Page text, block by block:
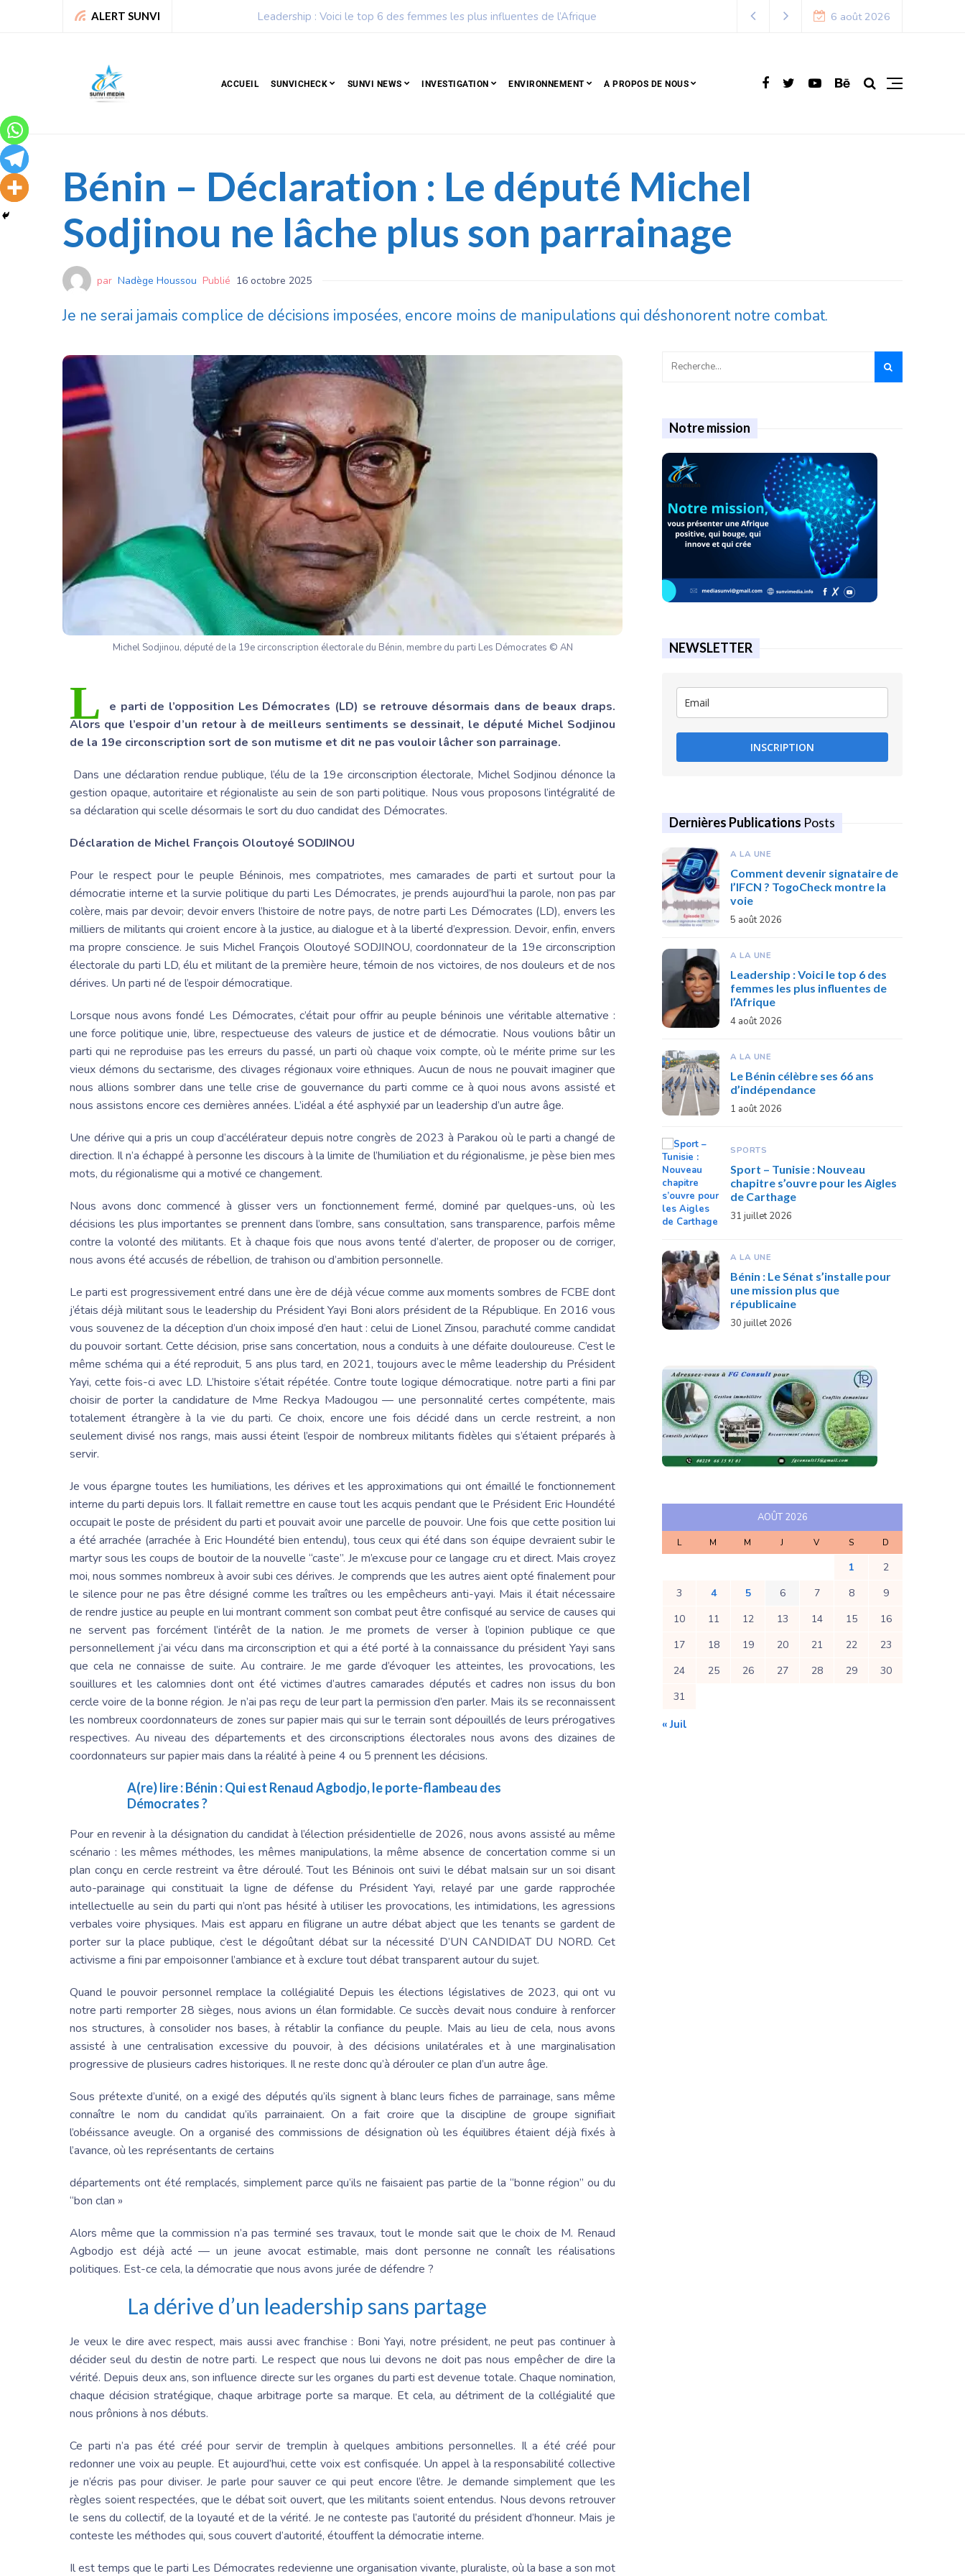
ALERT SUNVI Leadership : Voici le top 6 des femmes les plus influentes de l’Afrique 6 août 2026
ACCUEIL SUNVICHECK SUNVI NEWS INVESTIGATION ENVIRONNEMENT A PROPOS DE NOUS
Bénin – Déclaration : Le député Michel
Sodjinou ne lâche plus son parrainage
par Nadège Houssou Publié 16 octobre 2025
Je ne serai jamais complice de décisions imposées, encore moins de manipulations qui déshonorent notre combat.
Michel Sodjinou, député de la 19e circonscription électorale du Bénin, membre du parti Les Démocrates © AN
L e parti de l’opposition Les Démocrates (LD) se retrouve désormais dans de beaux draps.
Alors que l’espoir d’un retour à de meilleurs sentiments se dessinait, le député Michel Sodjinou
de la 19e circonscription sort de son mutisme et dit ne pas vouloir lâcher son parrainage.
Dans une déclaration rendue publique, l’élu de la 19e circonscription électorale, Michel Sodjinou dénonce la
gestion opaque, autoritaire et régionaliste au sein de son parti politique. Nous vous proposons l’intégralité de
sa déclaration qui scelle désormais le sort du duo candidat des Démocrates.
Déclaration de Michel François Oloutoyé SODJINOU
Pour le respect pour le peuple Béninois, mes compatriotes, mes camarades de parti et surtout pour la
démocratie interne et la survie politique duparti Les Démocrates, je prends aujourd’hui la parole, non pas par
colère, mais par devoir; devoir envers l’histoire de notre pays, de notre parti Les Démocrates (LD), envers les
milliers de militants qui croient encore à la justice, au dialogue et à la liberté d’expression. Devoir, enfin, envers
ma propre conscience. Je suis Michel François Oloutoyé SODJINOU, coordonnateur de la 19e circonscription
électorale du parti LD, élu et militant de la première heure, témoin de nos victoires, de nos douleurs et de nos
dérives. Un parti né de l’espoir démocratique.
Lorsque nous avons fondé Les Démocrates, c’était pour offrir au peuple béninois une véritable alternative :
une force politique unie, libre, respectueuse des valeurs de justice et de démocratie. Nous voulions bâtir un
parti qui ne reproduise pas les erreurs du passé, un parti où chaque voix compte, où le mérite prime sur les
vieux démons du sectarisme, des clivages régionaux voire ethniques. Aucun de nous ne pouvait imaginer que
nous allions sombrer dans une telle crise de gouvernance du parti comme ce à quoi nous avons assisté et
nous assistons encore ces dernières années. L’idéal a été asphyxié par un leadership d’un autre âge.
Une dérive qui a pris un coup d’accélérateur depuis notre congrès de 2023 à Parakou où le parti a changé de
direction. Il n’a échappé à personne les discours à la limite de l’humiliation et du régionalisme, je pèse bien mes
mots, du régionalisme qui a motivé ce changement.
Nous avons donc commencé à glisser vers un fonctionnement fermé, dominé par quelques-uns, où les
décisions les plus importantes se prennent dans l’ombre, sans consultation, sans transparence, parfois même
contre la volonté des militants. Et à chaque fois que nous avonstenté d’alerter, de proposer ou de corriger,
nous avons été accusés de rébellion, de trahison ou d’ambition personnelle.
Le parti est progressivement entré dans une ère de déjà vécue comme aux moments sombres de FCBE dont
j’étais déjà militant sous le leadership du Président Yayi Boni alors président de la République. En 2016 vous
vous souvenez de la déception d’un choix imposé d’en haut : celui de Lionel Zinsou, parachuté comme candidat
du pouvoir sortant. Cette décision, prise sans concertation, nous a conduits à une défaite douloureuse. C’est le
même schéma qui a été reproduit, 5 ans plus tard, en 2021, toujours avec le même leadership du Président
Yayi, cette fois-ci avec LD. L’histoire s’était répétée. Contre toute logique démocratique. notre parti a fini par
choisir de porter la candidature de Mme Reckya Madougou — une personnalité certes compétente, mais
totalement étrangère à la vie du parti. Ce choix, encore une fois décidé dans un cercle restreint, a non
seulement divisé nos rangs, mais aussi éteint l’espoir de nombreux militants fidèles qui s’étaient préparés à
servir.
Je vous épargne toutes les humiliations, les dérives et les approximations qui ont émaillé le fonctionnement
interne du parti depuis lors. Il fallait remettre en cause tout les acquis pendant que le Président Eric Houndété
occupait le poste de président du parti et pouvait avoir une parcelle de pouvoir. Une fois que cette position lui
a été arrachée (arrachée à Eric Houndété bien entendu), tous ceux qui été dans son équipe devraient subir le
martyr sous les coups de boutoir de la nouvelle “caste”. Je m’excuse pour ce langage cru et direct. Mais croyez
moi, nous sommes nombreux à avoir subi ces dérives. Je comprends que les autres aient opté finalement pour
le silence pour ne pas être désigné comme les traîtres ou les empêcheurs anti-yayi. Mais il était nécessaire
de rendre justice au peuple en lui montrant comment son combat peut être confisqué au service de causes qui
ne servent pas forcément l’intérêt de la nation. Je me promets de verser à l’opinion publique ce que
personnellement j’ai vécu dans ma circonscription et qui a été porté à la connaissance duprésident Yayi sans
que cela ne connaisse de suite. Au contraire. Je me garde d’évoquer les atteintes, les provocations, les
souillures et les calomnies dont ont été victimes d’autres camarades députés et cadres non issus du bon
cercle voire de la bonne région. Je n’ai pas reçu de leur part la permission d’en parler. Mais ils se reconnaissent
les nombreux coordonnateurs de zones sur papier mais qui sur le terrain sont dépouillés de leurs prérogatives
respectives. Au niveau des départements et des circonscriptions électorales nous avons des dizaines de
coordonnateurs sur papier mais dans la réalité à peine 4 ou 5 prennent les décisions.
A(re) lire :Bénin : Qui est Renaud Agbodjo, le porte-flambeau des
Démocrates ?
Pour en revenir à la désignation du candidat à l’élection présidentielle de 2026, nous avons assisté au même
scénario : les mêmes méthodes, les mêmes manipulations, la même absence de concertation comme si un
plan conçu en cercle restreint va être déroulé.Tout les Béninois ont suivi le débat malsain sur un soi disant
auto-parainage qui constituait la ligne de défense du Président Yayi, relayé par une garde rapprochée
intellectuelle au sein du parti qui n’ont pas hésité à utiliser les provocations, les intimidations, les agressions
verbales voire physiques. Mais est apparu en filigrane un autre débat abject que les tenants se gardent de
porter sur la place publique, c’est le dégoûtant débat sur la nécessité D’UN CANDIDAT DU NORD. Cet
activisme a fini par empoisonner l’ambiance et à exclure tout débat transparent autour du sujet.
Quand le pouvoir personnel remplace la collégialité Depuis les élections législatives de 2023, qui ont vu
notre parti remporter 28 sièges, nous avions un élan formidable. Ce succès devait nous conduire à renforcer
nos structures, à consolider nos bases, à rétablir la confiance du peuple. Mais au lieu de cela, nous avons
assisté à une centralisation excessive du pouvoir, à des décisions unilatérales et à une marginalisation
progressive de plusieurs cadres historiques. Il ne reste donc qu’à dérouler ce plan d’un autre âge.
Sous prétexte d’unité, on a exigé des députés qu’ils signent à blanc leurs fiches de parrainage, sans même
connaître le nom du candidat qu’ils parrainaient. On a fait croire que la discipline de groupe signifiait
l’obéissance aveugle. On a organisé des commissions de désignation où les équilibres étaient déjà fixés à
l’avance, où les représentants de certains
départements ont été remplacés, simplement parce qu’ils ne faisaient pas partie de la “bonne région” ou du
“bon clan »
Alors même que la commission n’a pas terminé ses travaux, tout le monde sait que le choix de M. Renaud
Agbodjo est déjà acté — un jeune avocat estimable, mais dont personne ne connaît les réalisations
politiques. Est-ce cela, la démocratie que nous avons jurée de défendre ?
La dérive d’un leadership sans partage
Je veux le dire avec respect, mais aussi avec franchise : Boni Yayi, notre président, ne peut pas continuer à
décider seul du destin de notre parti. Le respect que nous lui devons ne doit pas nous empêcher de dire la
vérité. Depuis deux ans, son influence directe sur les organes du parti est devenue totale. Chaque nomination,
chaque décision stratégique, chaque arbitrage porte sa marque. Et cela, au détriment de la collégialité que
nous prônions à nos débuts.
Ce parti n’a pas été créé pour servir de tremplin à quelques ambitions personnelles. Il a été créé pour
redonner une voix au peuple. Et aujourd’hui, cette voix est confisquée. Un appel à la responsabilité collective
je n’écris pas pour diviser. Je parle pour sauver ce qui peut encore l’être. Je demande simplement que les
règles soient respectées, que le débat soit ouvert, que les militants soient entendus. Nous devons retrouver
le sens du collectif, de la loyauté et de la vérité. Je ne conteste pas l’autorité du président d’honneur. Mais je
conteste les méthodes qui, sous couvert d’autorité, étouffent la démocratie interne.
Il est temps que le parti Les Démocrates redevienne une organisation vivante, pluraliste, où la base a son mot
Notre mission
NEWSLETTER
INSCRIPTION
Dernières Publications Posts
A LA UNE
Comment devenir signataire de
l’IFCN ? TogoCheck montre la
voie
5 août 2026
A LA UNE
Leadership : Voici le top 6 des
femmes les plus influentes de
l’Afrique
4 août 2026
A LA UNE
Le Bénin célèbre ses 66 ans
d’indépendance
1 août 2026
SPORTS
Sport – Tunisie : Nouveau
chapitre s’ouvre pour les Aigles
de Carthage
31 juillet 2026
A LA UNE
Bénin : Le Sénat s’installe pour
une mission plus que
républicaine
30 juillet 2026
AOÛT 2026
L M M J V S D
1
2
3
4 5 6 7 8
9
10
11 12 13 14 15
16
17
18 19 20 21 22
23
24
25 26 27 28 29
30
31
« Juil